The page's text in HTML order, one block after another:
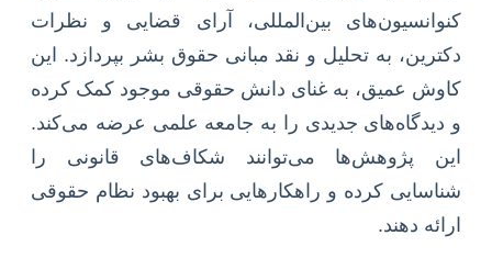
کنوانسیون‌های بین‌المللی، آرای قضایی و نظرات
دکترین، به تحلیل و نقد مبانی حقوق بشر بپردازد. این
کاوش عمیق، به غنای دانش حقوقی موجود کمک کرده
و دیدگاه‌های جدیدی را به جامعه علمی عرضه می‌کند.
این پژوهش‌ها می‌توانند شکاف‌های قانونی را
شناسایی کرده و راهکارهایی برای بهبود نظام حقوقی
ارائه دهند.